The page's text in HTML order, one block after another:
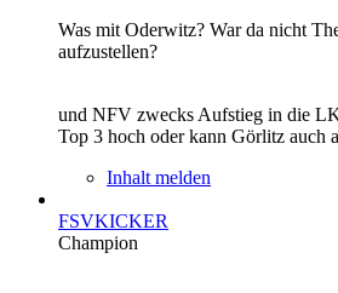
Was mit Oderwitz? War da nicht
aufzustellen?
und NFV zwecks Aufstieg in die
Top 3 hoch oder kann Görlitz auch
Inhalt melden
FSVKICKER
Champion